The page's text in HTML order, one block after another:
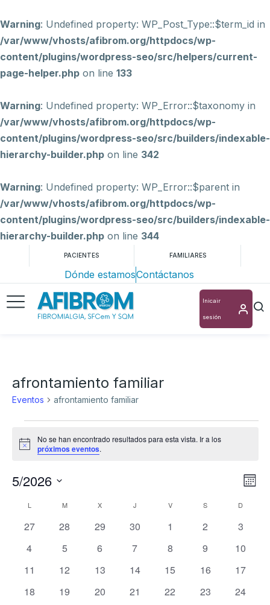
Warning: Undefined property: WP_Post_Type::$term_id in
/var/www/vhosts/afibrom.org/httpdocs/wp-
content/plugins/wordpress-seo/src/helpers/current-
page-helper.php on line 133
Warning: Undefined property: WP_Error::$taxonomy in
/var/www/vhosts/afibrom.org/httpdocs/wp-
content/plugins/wordpress-seo/src/builders/indexable-
hierarchy-builder.php on line 342
Warning: Undefined property: WP_Error::$parent in
/var/www/vhosts/afibrom.org/httpdocs/wp-
content/plugins/wordpress-seo/src/builders/indexable-
hierarchy-builder.php on line 344
PACIENTES FAMILIARES
Dónde estamosContáctanos
Inicair
sesión
afrontamiento familiar
Eventos afrontamiento familiar
Aviso
No se han encontrado resultados para esta vista. Ir a los
próximos eventos.
de
Mes
5/2026
fecha.
Calendario
de
Eventos
L M X J V S D
0
27
0
28
0
29
0
30
0
1
0
2
0
3
0
4
0
5
0
6
0
7
0
8
0
9
0
10
0
11
0
12
0
13
0
14
0
15
0
16
0
17
0
18
0
19
0
20
0
21
0
22
0
23
0
24